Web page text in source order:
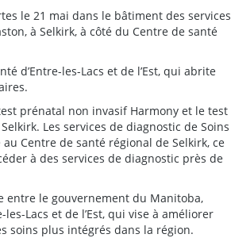
le 21 mai dans le bâtiment des services
à Selkirk, à côté du Centre de santé
d’Entre-les-Lacs et de l’Est, qui abrite
prénatal non invasif Harmony et le test
Les services de diagnostic de Soins
Centre de santé régional de Selkirk, ce
à des services de diagnostic près de
entre le gouvernement du Manitoba,
Lacs et de l’Est, qui vise à améliorer
soins plus intégrés dans la région.